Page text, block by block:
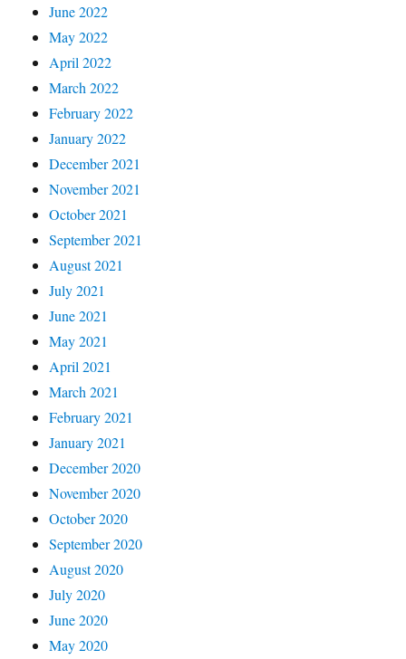
June 2022
May 2022
April 2022
March 2022
February 2022
January 2022
December 2021
November 2021
October 2021
September 2021
August 2021
July 2021
June 2021
May 2021
April 2021
March 2021
February 2021
January 2021
December 2020
November 2020
October 2020
September 2020
August 2020
July 2020
June 2020
May 2020